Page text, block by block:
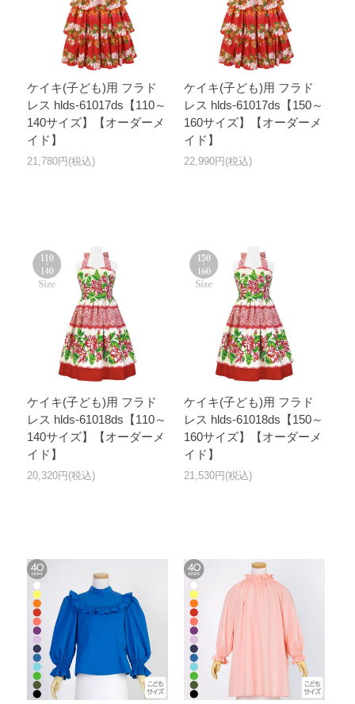
ケイキ(子ども)用 フラド
レス hlds-61017ds【110～
140サイズ】【オーダーメ
イド】
21,780円(税込)
ケイキ(子ども)用 フラド
レス hlds-61017ds【150～
160サイズ】【オーダーメ
イド】
22,990円(税込)
ケイキ(子ども)用 フラド
レス hlds-61018ds【110～
140サイズ】【オーダーメ
イド】
20,320円(税込)
ケイキ(子ども)用 フラド
レス hlds-61018ds【150～
160サイズ】【オーダーメ
イド】
21,530円(税込)